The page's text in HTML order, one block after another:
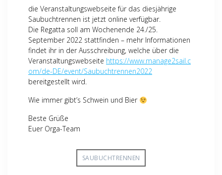
die Veranstaltungswebseite für das diesjährige
Saubuchtrennen ist jetzt online verfügbar.
Die Regatta soll am Wochenende 24./25.
September 2022 stattfinden – mehr Informationen
findet ihr in der Ausschreibung, welche über die
Veranstaltungswebseite https://www.manage2sail.c
om/de-DE/event/Saubuchtrennen2022
bereitgestellt wird.
Wie immer gibt’s Schwein und Bier
Beste Grüße
Euer Orga-Team
SAUBUCHTRENNEN